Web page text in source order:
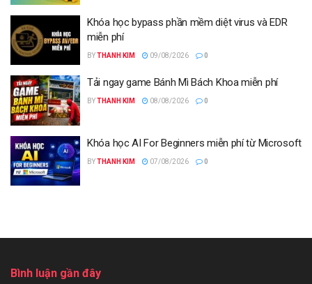
Khóa học bypass phần mềm diệt virus và EDR
miễn phí
BYTHANH KIM 09/08/2026 0
Tải ngay game Bánh Mì Bách Khoa miễn phí
BYTHANH KIM 08/08/2026 0
Khóa học AI For Beginners miễn phí từ Microsoft
BYTHANH KIM 07/08/2026 0
Bình luận gần đây